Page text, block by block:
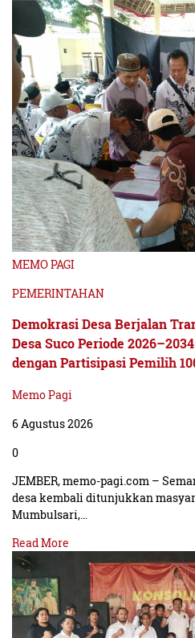
MEMO PAGI
PEMERINTAHAN
Demokrasi Desa Berjalan
Desa Suco Periode
dengan Partisipasi Pemilih
Memo Pagi
6 Agustus 2026
0
JEMBER, memo-pagi.com –
desa kembali ditunjukkan
Mumbulsari,…
Read More